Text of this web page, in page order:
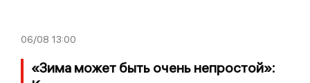
06/08 13:00
«Зима может быть очень непростой»: